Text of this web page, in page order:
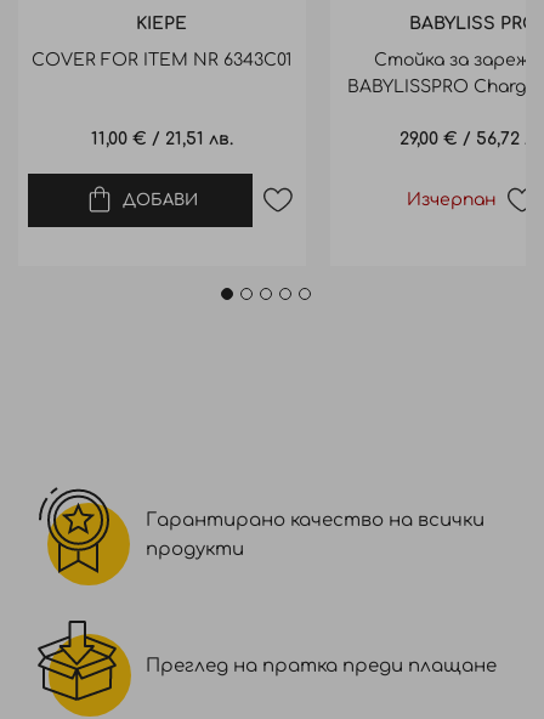
KIEPE
COVER FOR ITEM NR 6343C01
11,00 € / 21,51 лв.
ДОБАВИ
BABYLISS PRO
Стойка за
BABYLISSPRO
29,00 € / 56,72
Изчерпан
Гарантирано качество на всички
продукти
Преглед на пратка преди плащане